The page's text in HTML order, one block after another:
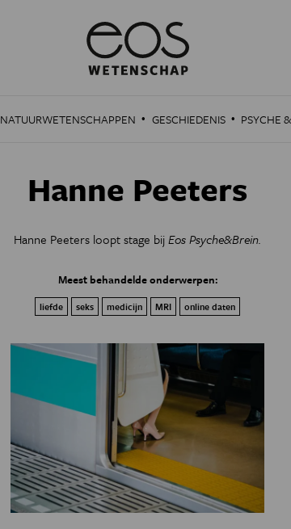
NATUURWETENSCHAPPEN · GESCHIEDENIS · PSYCHE
Hanne Peeters
Hanne Peeters loopt stage bijEos Psyche&Brein.
Meest behandelde onderwerpen:
liefde seks medicijn MRI online daten